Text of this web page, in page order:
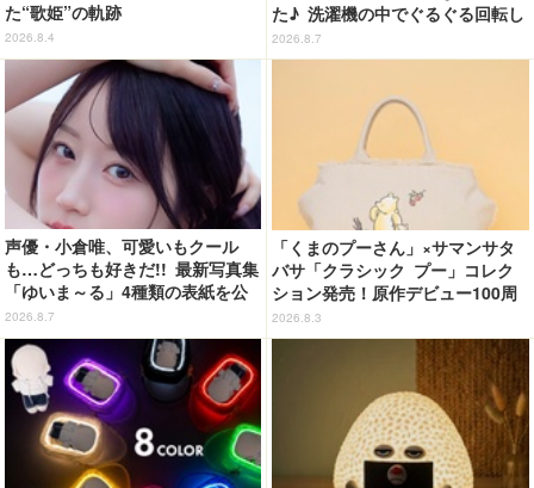
た“歌姫”の軌跡
2026.8.4
た♪ 洗濯機の中でぐるぐる回転し
続ける姿を思わず眺めたくなっち
ゃう!?
2026.8.7
声優・小倉唯、可愛いもクール
も…どっちも好きだ!! 最新写真集
「ゆいま～る」4種類の表紙を公
開！「成長した私の姿を楽しんで
いただけたら」
2026.8.7
「くまのプーさん」×サマンサタ
バサ「クラシック プー」コレク
ション発売！原作デビュー100周
年記念でハンドバッグや財布など
全6種が登場
2026.8.3